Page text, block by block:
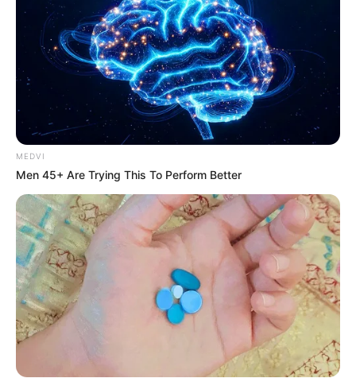
પેપર લીક વિરુદ્ધ કાલે નવું બિલ આવી શકે છે, 10
વર્ષની જેલ અને 10 કરોડ સુધીના દંડની જોગવાઈ
2 weeks ago
મોદીએ રાતે 12 વાગ્યે વીડિયો મેસેજ જાહેર કરીને
કહ્યું, પેપર લીક પર કડક નિર્ણય લેવાશે
2 weeks ago
Gujarat 3,834
India 2,164
News 1,078
Astrology 521
International
463
Ajab Gajab 359
MEDVI
Men 45+ Are Trying This To Perform Better